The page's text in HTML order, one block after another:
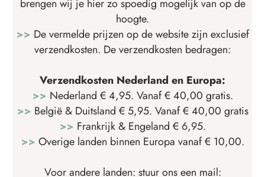
brengen wij je hier zo spoedig mogelijk van op de
hoogte.
>> De vermelde prijzen op de website zijn exclusief
verzendkosten. De verzendkosten bedragen:
Verzendkosten Nederland en Europa:
>> Nederland € 4,95. Vanaf € 40,00 gratis.
>> België & Duitsland € 5,95. Vanaf € 40,00 gratis
>> Frankrijk & Engeland € 6,95.
>> Overige landen binnen Europa vanaf € 10,00.
Voor andere landen: stuur ons een mail: